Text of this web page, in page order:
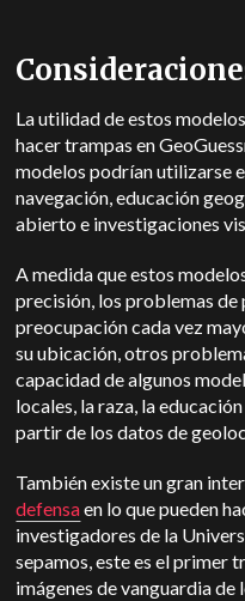
La utilidad de estos
hacer trampas en
modelos podrían utilizarse
navegación, educación
abierto e investigaciones
A medida que estos
precisión, los problemas de
preocupación cada vez
su ubicación, otros
capacidad de algunos
locales, la raza, la
partir de los datos de
También existe un gran
defensaen lo que pueden
investigadores de la
sepamos, este es el primer
imágenes de vanguardia de